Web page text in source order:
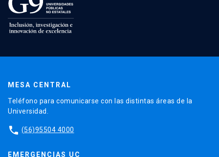
MESA CENTRAL
Teléfono para comunicarse con las distintas áreas de la
Universidad.
phone (56)95504 4000
EMERGENCIAS UC